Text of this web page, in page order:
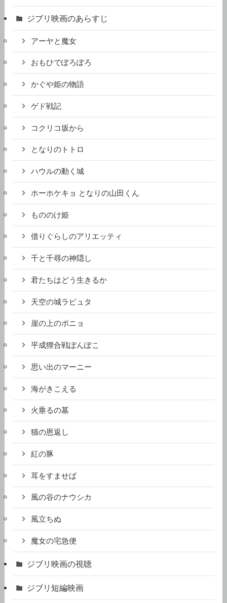
ジブリ映画のあらすじ
アーヤと魔女
おもひでぽろぽろ
かぐや姫の物語
ゲド戦記
コクリコ坂から
となりのトトロ
ハウルの動く城
ホーホケキョ となりの山田くん
もののけ姫
借りぐらしのアリエッティ
千と千尋の神隠し
君たちはどう生きるか
天空の城ラピュタ
崖の上のポニョ
平成狸合戦ぽんぽこ
思い出のマーニー
海がきこえる
火垂るの墓
猫の恩返し
紅の豚
耳をすませば
風の谷のナウシカ
風立ちぬ
魔女の宅急便
ジブリ映画の視聴
ジブリ短編映画